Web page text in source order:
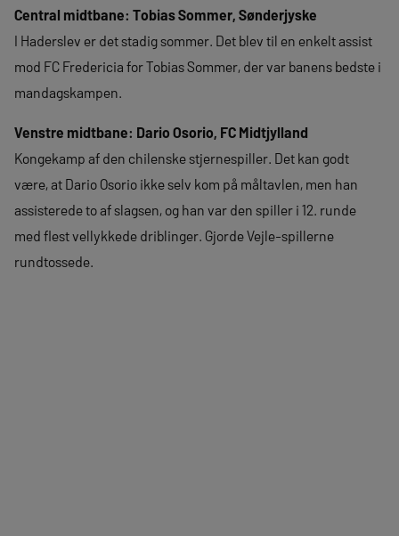
Central midtbane: Tobias Sommer, Sønderjyske
I Haderslev er det stadig sommer. Det blev til en enkelt assist
mod FC Fredericia for Tobias Sommer, der var banens bedste i
mandagskampen.
Venstre midtbane: Dario Osorio, FC Midtjylland
Kongekamp af den chilenske stjernespiller. Det kan godt
være, at Dario Osorio ikke selv kom på måltavlen, men han
assisterede to af slagsen, og han var den spiller i 12. runde
med flest vellykkede driblinger. Gjorde Vejle-spillerne
rundtossede.